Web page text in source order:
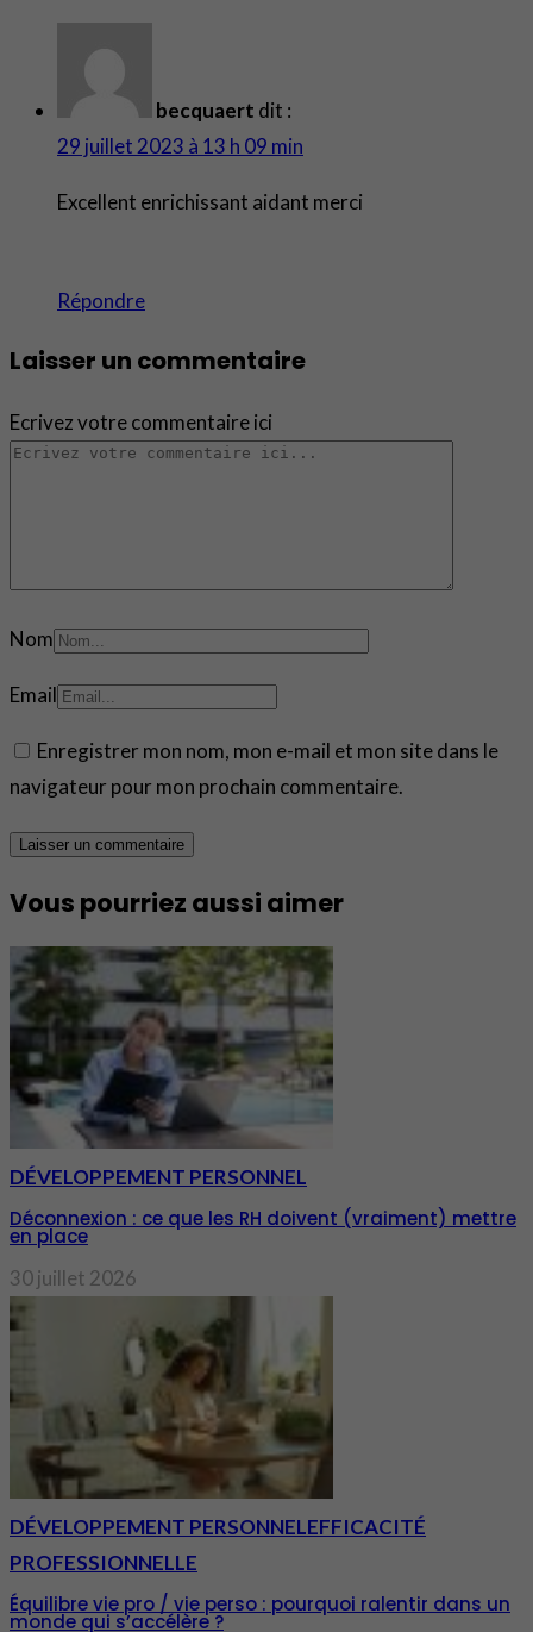
becquaert dit :
29 juillet 2023 à 13 h 09 min
Excellent enrichissant aidant merci
Répondre
Laisser un commentaire
Ecrivez votre commentaire ici
Nom
Email
Enregistrer mon nom, mon e-mail et mon site dans le
navigateur pour mon prochain commentaire.
Vous pourriez aussi aimer
DÉVELOPPEMENT PERSONNEL
Déconnexion : ce que les RH doivent (vraiment) mettre
en place
30 juillet 2026
DÉVELOPPEMENT PERSONNELEFFICACITÉ
PROFESSIONNELLE
Équilibre vie pro / vie perso : pourquoi ralentir dans un
monde qui s’accélère ?